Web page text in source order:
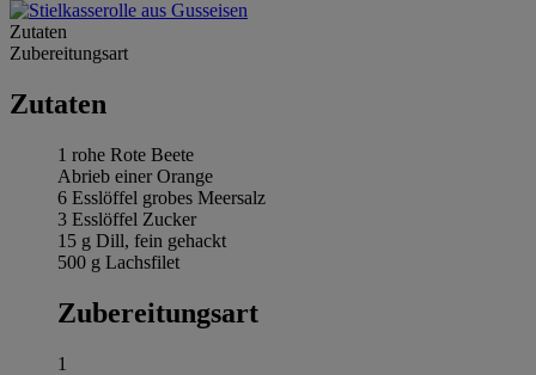
Zutaten
Zubereitungsart
Zutaten
1 rohe Rote Beete
Abrieb einer Orange
6 Esslöffel grobes Meersalz
3 Esslöffel Zucker
15 g Dill, fein gehackt
500 g Lachsfilet
Zubereitungsart
1